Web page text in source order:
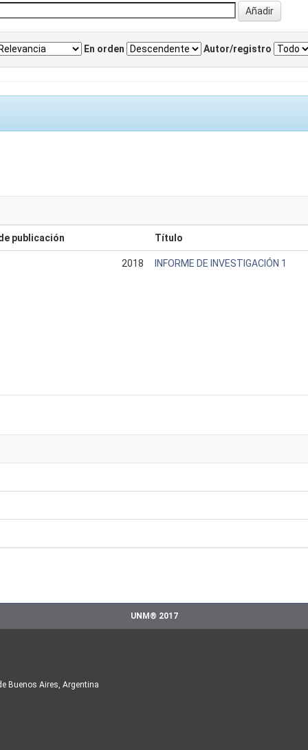
En orden Autor/registro
publicación Título
2018 INFORME DE INVESTIGACIÓN 1
UNM® 2017
Buenos Aires, Argentina